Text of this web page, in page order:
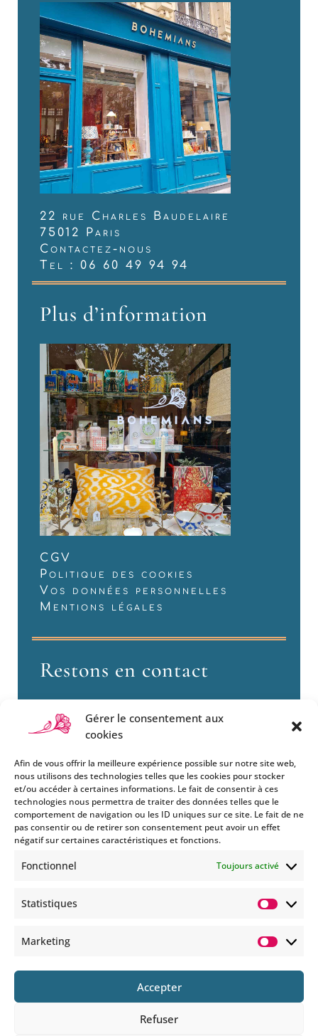
Gérer le consentement aux
cookies
Afin de vous offrir la meilleure expérience possible sur notre site web,
nous utilisons des technologies telles que les cookies pour stocker
et/ou accéder à certaines informations. Le fait de consentir à ces
technologies nous permettra de traiter des données telles que le
comportement de navigation ou les ID uniques sur ce site. Le fait de ne
pas consentir ou de retirer son consentement peut avoir un effet
négatif sur certaines caractéristiques et fonctions.
Fonctionnel Toujours activé
Statistiques
Marketing
Accepter
Refuser
22 rue Charles Baudelaire
75012 Paris
Contactez-nous
Tel : 06 60 49 94 94
Plus d’information
CGV
Politique des cookies
Vos données personnelles
Mentions légales
Restons en contact
Si vous souhaitez être informés
des nouveautés et évènements
que nous organisons
abonnez-vous à notre
de nos MMS.
En savoir plus